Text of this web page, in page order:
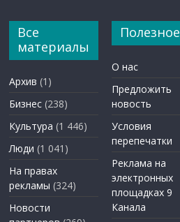
Все
материалы
Архив (1)
Бизнес (238)
Культура (1 446)
Люди (1 041)
На правах
рекламы (324)
Новости
Полезное
О нас
Предложить
новость
Условия
перепечатки
Реклама на
электронных
площадках 9
Канала